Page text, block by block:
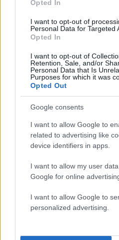
Opted In
I want to opt-out of
Personal Data for Targeted
Opted In
I want to opt-out of
Retention, Sale, and/or
Personal Data that Is
Purposes for which it was
Opted Out
Google consents
I want to allow Google to
related to advertising like
device identifiers in apps.
I want to allow my user
Google for online
I want to allow Google to
personalized advertising.
Τον περασμένο
εξήγησε στο γαλλικό
νομική οδό, τονίζοντας
έπρεπε να υπερασπιστούν
στις ανοησίες που
Με τη νέα τους
επιδιώκουν να δώσουν
συκοφαντική εκστρατεία.